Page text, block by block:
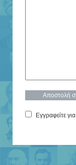
Εγγραφείτε